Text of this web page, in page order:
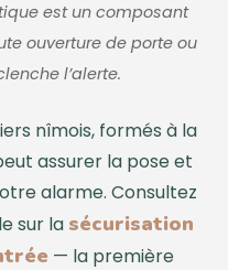
est un composant
ouverture de porte ou
l’alerte.
nîmois, formés à la
assurer la pose et
alarme. Consultez
sur la sécurisation
— la première